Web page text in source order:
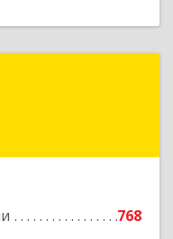
768
Благовещенск г,